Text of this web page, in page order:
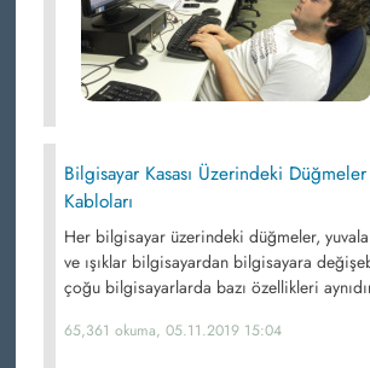
Bilgisayar Kasası Üzerindeki
Kabloları
Her bilgisayar üzerindeki düğmeler,
ve ışıklar bilgisayardan bilgisayara
çoğu bilgisayarlarda bazı özellikleri
65,361 okuma, 05.11.2019 15:04